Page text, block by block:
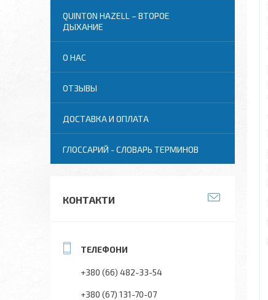
QUINTON HAZELL – ВТОРОЕ
ДЫХАНИЕ
О НАС
ОТЗЫВЫ
ДОСТАВКА И ОПЛАТА
ГЛОССАРИЙ - СЛОВАРЬ ТЕРМИНОВ
КОНТАКТИ
+380 (66) 482-33-54
+380 (67) 131-70-07